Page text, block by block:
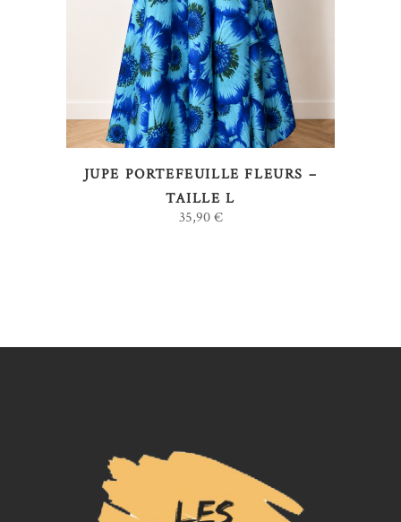
LIRE LA SUITE
JUPE PORTEFEUILLE FLEURS –
TAILLE L
35,90€